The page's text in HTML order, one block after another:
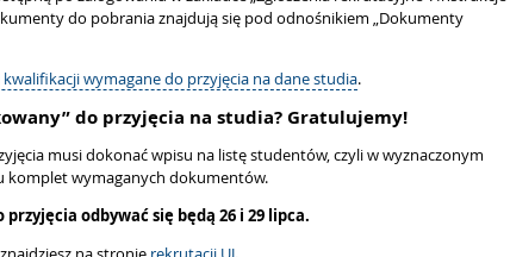
do pobrania znajdują się pod odnośnikiem „Dokumenty
wymagane do przyjęcia na dane studia.
do przyjęcia na studia? Gratulujemy!
musi dokonać wpisu na listę studentów, czyli w wyznaczonym
wymaganych dokumentów.
odbywać się będą 26 i 29 lipca.